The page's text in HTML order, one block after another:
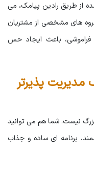
از طریق رادین پیامک، می
گروه های مشخصی از مشتریان
فراموشی، باعث ایجاد حس
مدیریت پذیرتر
نیست. شما هم می توانید
برنامه ای ساده و جذاب